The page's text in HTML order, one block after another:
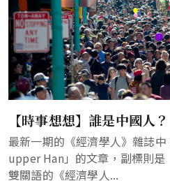
【時事想想】誰是中國人
最新一期的《經濟學人》雜誌
upper Han」的文章，副標則
雙關語的《經濟學人...